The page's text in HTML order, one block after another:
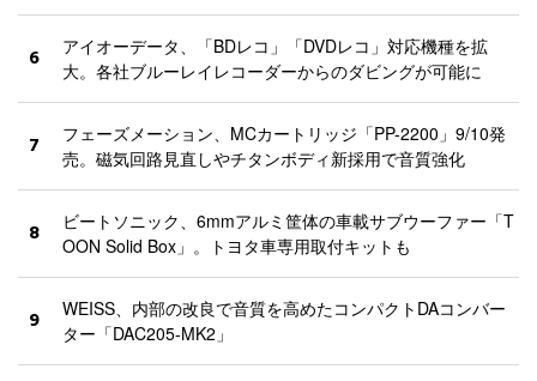
6
アイオーデータ、「BDレコ」「DVDレコ」対応機種を拡
大。各社ブルーレイレコーダーからのダビングが可能に
7
フェーズメーション、MCカートリッジ「PP-2200」9/10発
売。磁気回路見直しやチタンボディ新採用で音質強化
8
ビートソニック、6mmアルミ筐体の車載サブウーファー「T
OON Solid Box」。トヨタ車専用取付キットも
9
WEISS、内部の改良で音質を高めたコンパクトDAコンバー
ター「DAC205-MK2」